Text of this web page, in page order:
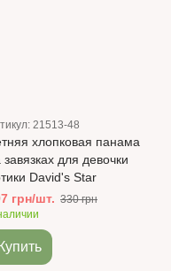
21513-48
хлопковая панама
завязках для девочки
David's Star
грн/шт. 330 грн
Купить